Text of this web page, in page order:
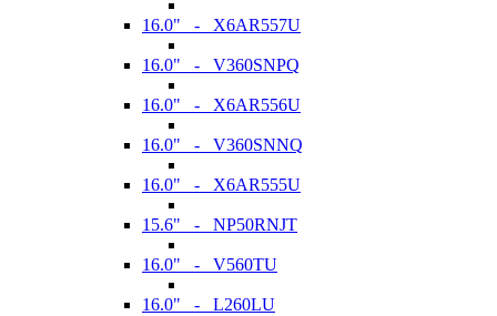
16.0" - X6AR557U
16.0" - V360SNPQ
16.0" - X6AR556U
16.0" - V360SNNQ
16.0" - X6AR555U
15.6" - NP50RNJT
16.0" - V560TU
16.0" - L260LU